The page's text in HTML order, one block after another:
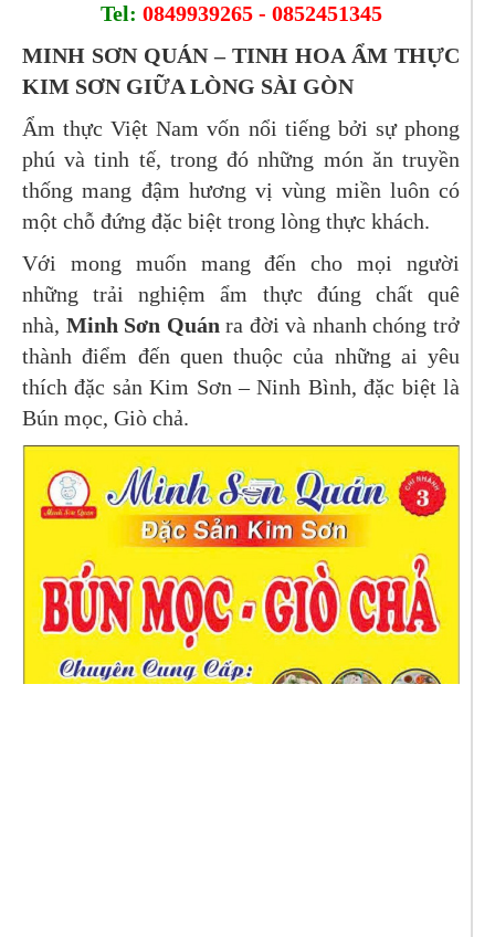
Tel: 0849939265 - 0852451345
MINH SƠN QUÁN – TINH HOA ẨM THỰC
KIM SƠN GIỮA LÒNG SÀI GÒN
Ẩm thực Việt Nam vốn nổi tiếng bởi sự phong
phú và tinh tế, trong đó những món ăn truyền
thống mang đậm hương vị vùng miền luôn có
một chỗ đứng đặc biệt trong lòng thực khách.
Với mong muốn mang đến cho mọi người
những trải nghiệm ẩm thực đúng chất quê
nhà, Minh Sơn Quán ra đời và nhanh chóng trở
thành điểm đến quen thuộc của những ai yêu
thích đặc sản Kim Sơn – Ninh Bình, đặc biệt là
Bún mọc, Giò chả.